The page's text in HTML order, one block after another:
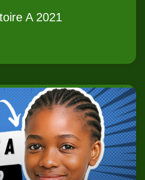
A 2021